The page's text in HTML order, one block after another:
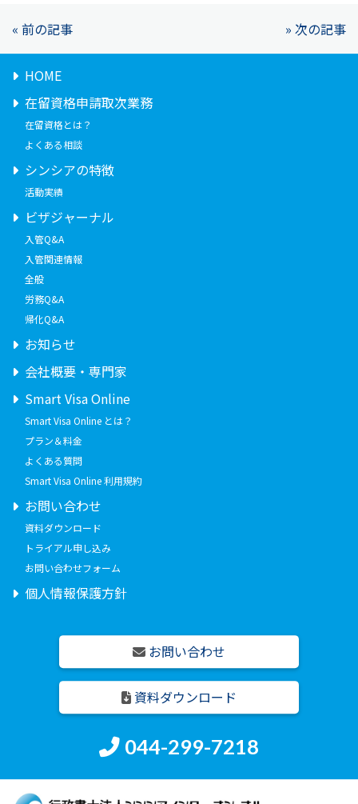
« 前の記事 » 次の記事
HOME
在留資格申請取次業務
在留資格とは？
よくある相談
シンシアの特徴
活動実績
ビザジャーナル
入管Q&A
入管関連情報
全般
労務Q&A
帰化Q&A
お知らせ
会社概要・専門家
Smart Visa Online
Smart Visa Online とは？
プラン＆料金
よくある質問
Smart Visa Online 利用規約
お問い合わせ
資料ダウンロード
トライアル申し込み
お問い合わせフォーム
個人情報保護方針
お問い合わせ
資料ダウンロード
044-299-7218